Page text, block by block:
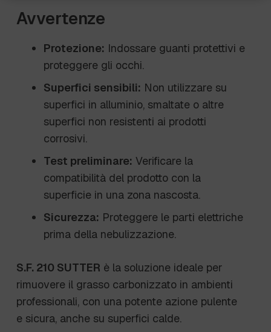
Avvertenze
Protezione: Indossare guanti protettivi e
proteggere gli occhi.
Superfici sensibili: Non utilizzare su
superfici in alluminio, smaltate o altre
superfici non resistenti ai prodotti
corrosivi.
Test preliminare: Verificare la
compatibilità del prodotto con la
superficie in una zona nascosta.
Sicurezza: Proteggere le parti elettriche
prima della nebulizzazione.
S.F. 210 SUTTER è la soluzione ideale per
rimuovere il grasso carbonizzato in ambienti
professionali, con una potente azione pulente
e sicura, anche su superfici calde.